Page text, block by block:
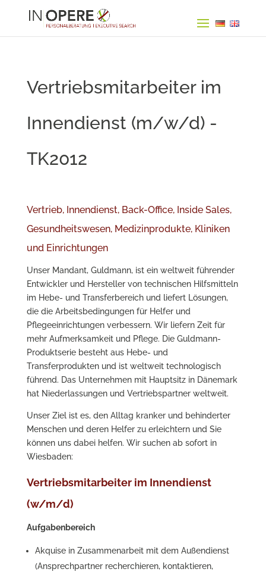
Vertriebsmitarbeiter im
Innendienst (m/w/d) -
TK2012
Vertrieb, Innendienst, Back-Office, Inside Sales,
Gesundheitswesen, Medizinprodukte, Kliniken
und Einrichtungen
Unser Mandant, Guldmann, ist ein weltweit führender
Entwickler und Hersteller von technischen Hilfsmitteln
im Hebe- und Transferbereich und liefert Lösungen,
die die Arbeitsbedingungen für Helfer und
Pflegeeinrichtungen verbessern. Wir liefern Zeit für
mehr Aufmerksamkeit und Pflege. Die Guldmann-
Produktserie besteht aus Hebe- und
Transferprodukten und ist weltweit technologisch
führend. Das Unternehmen mit Hauptsitz in Dänemark
hat Niederlassungen und Vertriebspartner weltweit.
Unser Ziel ist es, den Alltag kranker und behinderter
Menschen und deren Helfer zu erleichtern und Sie
können uns dabei helfen. Wir suchen ab sofort in
Wiesbaden:
Vertriebsmitarbeiter im Innendienst
(w/m/d)
Aufgabenbereich
Akquise in Zusammenarbeit mit dem Außendienst
(Ansprechpartner recherchieren, kontaktieren,